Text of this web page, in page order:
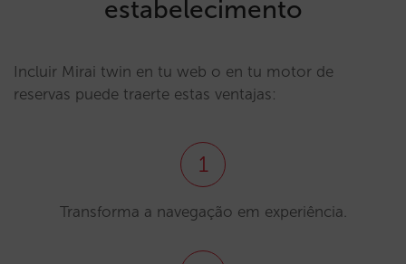
estabelecimento
Incluir Mirai twin en tu web o en tu motor de
reservas puede traerte estas ventajas:
1
Transforma a navegação em experiência.